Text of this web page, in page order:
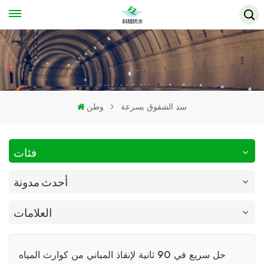
وطن سد الشقوق بسرعة
فئات
أحدث مدونة
العلامات
حل سريع في 90 ثانية لإنقاذ المباني من كوارث المياه